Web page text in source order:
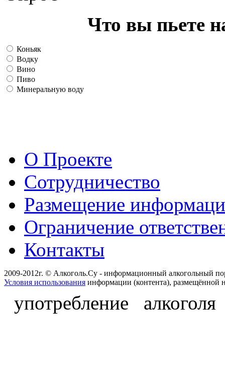
Что вы пьете
Коньяк
Водку
Вино
Пиво
Минеральную воду
О Проекте
Сотрудничество
Размещение
Ограничение
Контакты
2009-2012г. © Алкоголь.Су - информационный алкогольный
Условия использования информации (контента), размещённой
употребление